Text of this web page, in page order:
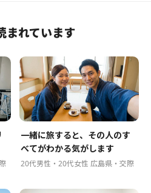
まれています
一緒に旅すると、その人のす
べてがわかる気がします
20代男性・20代女性 広島県・交際